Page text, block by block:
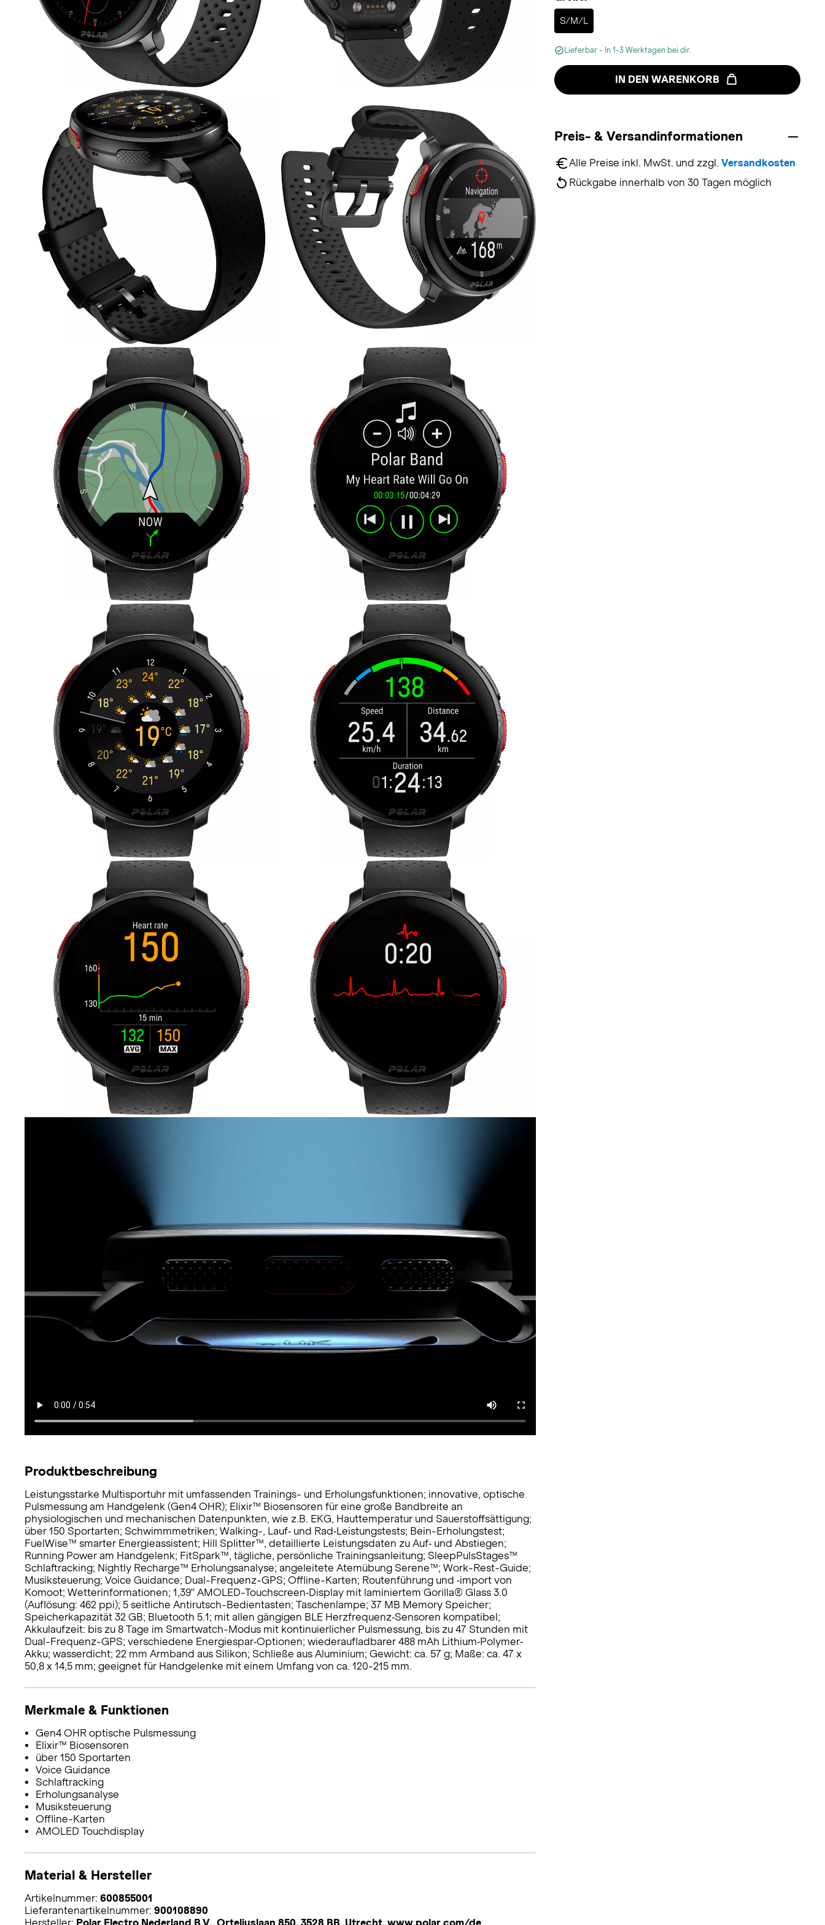
S/M/L
Selected
Lieferbar - In 1-3 Werktagen bei dir.
IN DEN WARENKORB
Preis- & Versandinformationen
Alle Preise inkl. MwSt. und zzgl. Versandkosten
Rückgabe innerhalb von 30 Tagen möglich
Produktbeschreibung
Leistungsstarke Multisportuhr mit umfassenden Trainings- und Erholungsfunktionen; innovative, optische
Pulsmessung am Handgelenk (Gen4 OHR); Elixir™ Biosensoren für eine große Bandbreite an
physiologischen und mechanischen Datenpunkten, wie z.B. EKG, Hauttemperatur und Sauerstoffsättigung;
über 150 Sportarten; Schwimmmetriken; Walking-, Lauf‐ und Rad‐Leistungstests; Bein-Erholungstest;
FuelWise™ smarter Energieassistent; Hill Splitter™, detaillierte Leistungsdaten zu Auf‐ und Abstiegen;
Running Power am Handgelenk; FitSpark™, tägliche, persönliche Trainingsanleitung; SleepPulsStages™
Schlaftracking; Nightly Recharge™ Erholungsanalyse; angeleitete Atemübung Serene™; Work-Rest-Guide;
Musiksteuerung; Voice Guidance; Dual-Frequenz-GPS; Offline-Karten; Routenführung und ‐import von
Komoot; Wetterinformationen; 1,39'' AMOLED-Touchscreen‐Display mit laminiertem Gorilla® Glass 3.0
(Auflösung: 462 ppi); 5 seitliche Antirutsch-Bedientasten; Taschenlampe; 37 MB Memory Speicher;
Speicherkapazität 32 GB; Bluetooth 5.1; mit allen gängigen BLE Herzfrequenz‐Sensoren kompatibel;
Akkulaufzeit: bis zu 8 Tage im Smartwatch-Modus mit kontinuierlicher Pulsmessung, bis zu 47 Stunden mit
Dual-Frequenz-GPS; verschiedene Energiespar‐Optionen; wiederaufladbarer 488 mAh Lithium‐Polymer‐
Akku; wasserdicht; 22 mm Armband aus Silikon; Schließe aus Aluminium; Gewicht: ca. 57 g; Maße: ca. 47 x
50,8 x 14,5 mm; geeignet für Handgelenke mit einem Umfang von ca. 120-215 mm.
Merkmale & Funktionen
Gen4 OHR optische Pulsmessung
Elixir™ Biosensoren
über 150 Sportarten
Voice Guidance
Schlaftracking
Erholungsanalyse
Musiksteuerung
Offline-Karten
AMOLED Touchdisplay
Material & Hersteller
Artikelnummer: 600855001
Lieferantenartikelnummer: 900108890